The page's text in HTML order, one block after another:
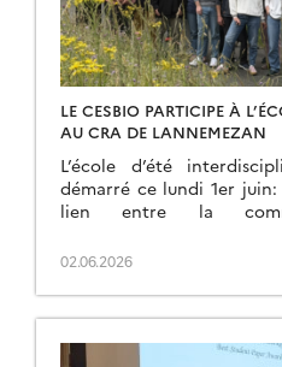
LE CESBIO PARTICIPE À
AU CRA DE LANNEMEZAN
L’école d’été
démarré ce lundi 1er
lien entre la
communauté des
programme d’une
pratiques ont été
02.06.2026